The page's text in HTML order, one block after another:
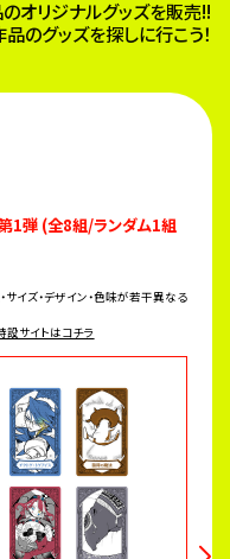
オリジナルグッズを販売!!
のグッズを探しに行こう！
1弾 (全8組/ランダム1組
イズ・デザイン・色味が若干異なる
設サイトはコチラ